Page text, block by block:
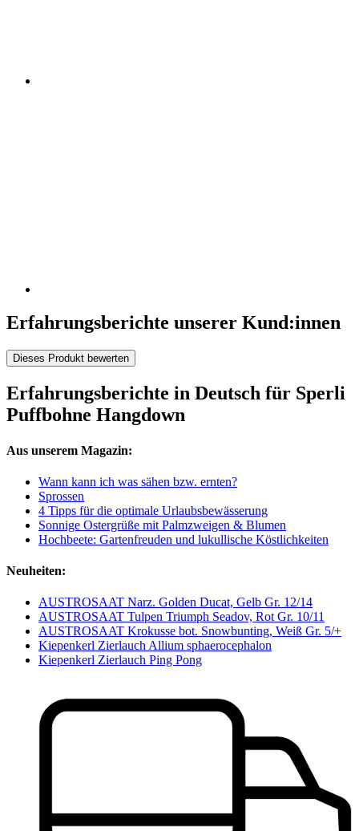
Erfahrungsberichte unserer Kund:innen
Dieses Produkt bewerten
Erfahrungsberichte in Deutsch für Sperli
Puffbohne Hangdown
Aus unserem Magazin:
Wann kann ich was sähen bzw. ernten?
Sprossen
4 Tipps für die optimale Urlaubsbewässerung
Sonnige Ostergrüße mit Palmzweigen & Blumen
Hochbeete: Gartenfreuden und lukullische Köstlichkeiten
Neuheiten:
AUSTROSAAT Narz. Golden Ducat, Gelb Gr. 12/14
AUSTROSAAT Tulpen Triumph Seadov, Rot Gr. 10/11
AUSTROSAAT Krokusse bot. Snowbunting, Weiß Gr. 5/+
Kiepenkerl Zierlauch Allium sphaerocephalon
Kiepenkerl Zierlauch Ping Pong